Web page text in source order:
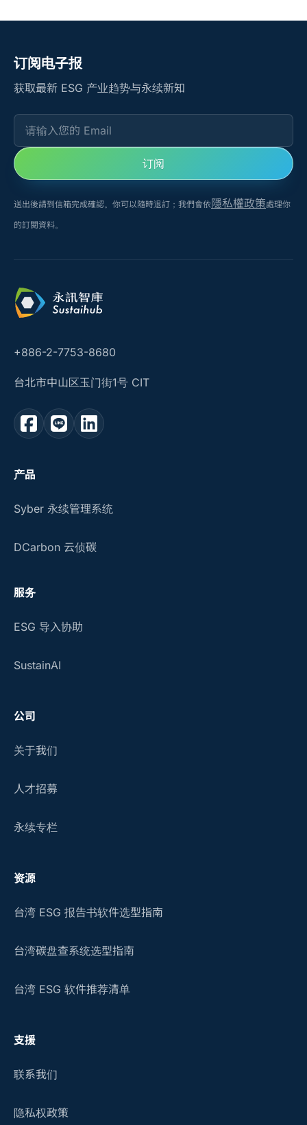
订阅电子报
获取最新 ESG 产业趋势与永续新知
请输入您的 Email
订阅
送出後請到信箱完成確認。你可以隨時退訂；我們會依隱私權政策處理你
的訂閱資料。
+886-2-7753-8680
台北市中山区玉门街1号 CIT
产品
Syber 永续管理系统
DCarbon 云侦碳
服务
ESG 导入协助
SustainAI
公司
关于我们
人才招募
永续专栏
资源
台湾 ESG 报告书软件选型指南
台湾碳盘查系统选型指南
台湾 ESG 软件推荐清单
支援
联系我们
隐私权政策